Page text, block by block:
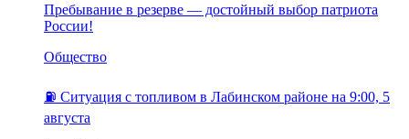
Пребывание в резерве — достойный выбор патриота
России!
Общество
⛽️ Ситуация с топливом в Лабинском районе на 9:00, 5
августа